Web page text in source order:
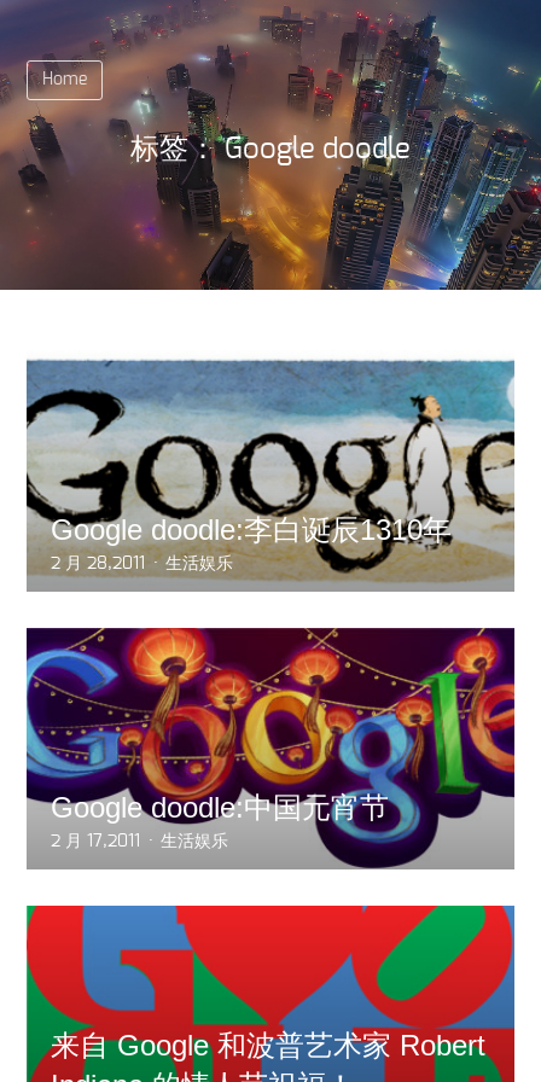
Home
标签：Google doodle
Google doodle:李白诞辰1310年
2 月 28,2011 生活娱乐
Google doodle:中国元宵节
2 月 17,2011 生活娱乐
来自 Google 和波普艺术家 Robert